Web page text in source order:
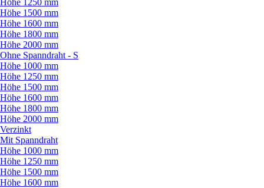
Höhe 1250 mm
Höhe 1500 mm
Höhe 1600 mm
Höhe 1800 mm
Höhe 2000 mm
Ohne Spanndraht - S
Höhe 1000 mm
Höhe 1250 mm
Höhe 1500 mm
Höhe 1600 mm
Höhe 1800 mm
Höhe 2000 mm
Verzinkt
Mit Spanndraht
Höhe 1000 mm
Höhe 1250 mm
Höhe 1500 mm
Höhe 1600 mm